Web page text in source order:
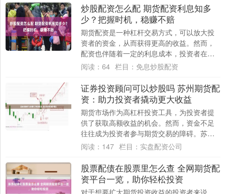
炒股配资怎么配 期货配资利息知多
少？把握时机，稳赚不赔
期货配资是一种杠杆交易方式，可以放大投
资者的资金，从而获得更高的收益。然而，
配资也伴随着一定的利息成本，投资者在进
行配资交易时，需要充分了解配资利息的计
阅读： 64 栏目： 免息炒股配资
证券投资顾问可以炒股吗 苏州期货配
资：助力投资者撬动更大收益
期货市场作为高杠杆投资工具，为投资者提
供了获取高额收益的机会。然而，资金不足
往往成为投资者参与期货交易的障碍。苏州
期货配资应运而生，为投资者提供资金杠
阅读： 147 栏目： 实盘配资公司
股票配债在股票里怎么查 全网期货配
资平台一览，助你轻松投资
对于想要扩大期货投资收益的投资者来说，